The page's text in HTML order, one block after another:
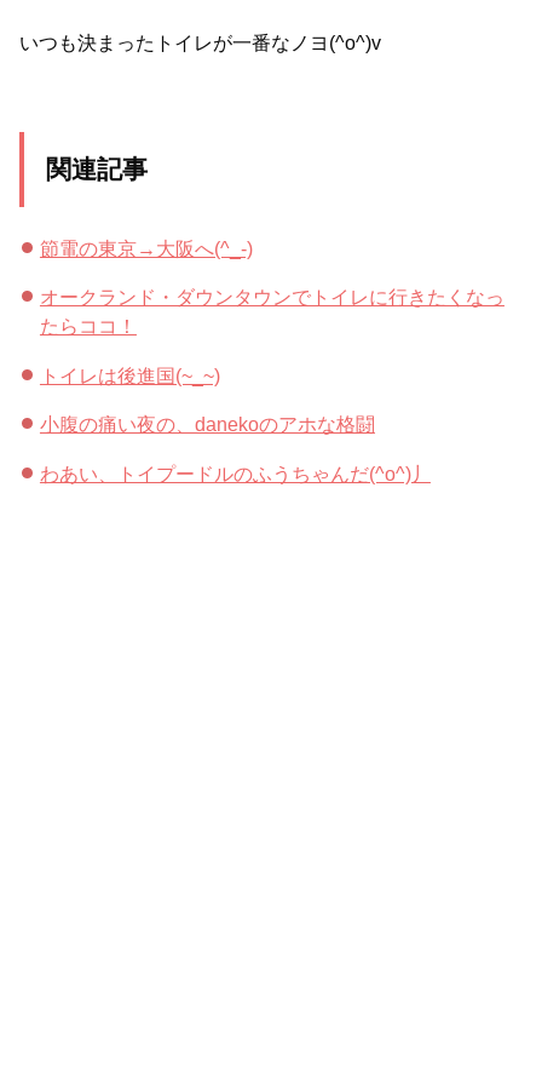
いつも決まったトイレが一番なノヨ(^o^)v
関連記事
節電の東京→大阪へ(^_-)
オークランド・ダウンタウンでトイレに行きたくなっ
たらココ！
トイレは後進国(~_~)
小腹の痛い夜の、danekoのアホな格闘
わあい、トイプードルのふうちゃんだ(^o^)丿